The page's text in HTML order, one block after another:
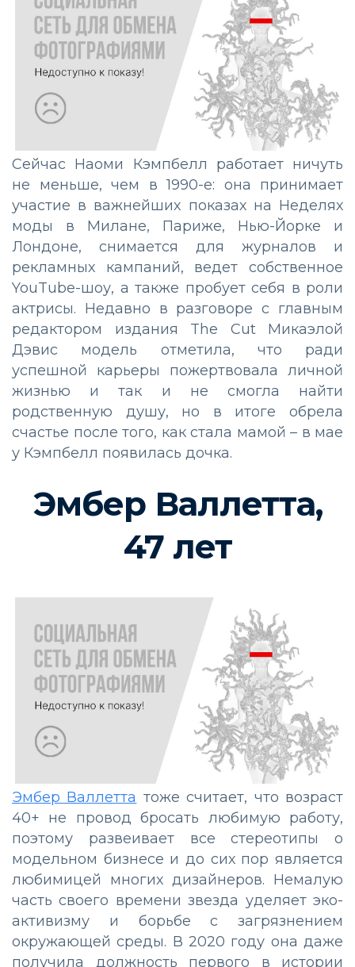
Сейчас Наоми Кэмпбелл работает ничуть
не меньше, чем в 1990-е: она принимает
участие в важнейших показах на Неделях
моды в Милане, Париже, Нью-Йорке и
Лондоне, снимается для журналов и
рекламных кампаний, ведет собственное
YouTube-шоу, а также пробует себя в роли
актрисы. Недавно в разговоре с главным
редактором издания The Cut Микаэлой
Дэвис модель отметила, что ради
успешной карьеры пожертвовала личной
жизнью и так и не смогла найти
родственную душу, но в итоге обрела
счастье после того, как стала мамой – в мае
у Кэмпбелл появилась дочка.
Эмбер Валлетта,
47 лет
Эмбер Валлетта тоже считает, что возраст
40+ не провод бросать любимую работу,
поэтому развеивает все стереотипы о
модельном бизнесе и до сих пор является
любимицей многих дизайнеров. Немалую
часть своего времени звезда уделяет эко-
активизму и борьбе с загрязнением
окружающей среды. В 2020 году она даже
получила должность первого в истории